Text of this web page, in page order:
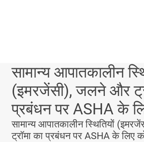
सामान्य आपातकालीन
(इमरजेंसी), जलने और
प्रबंधन पर ASHA के
सामान्य आपातकालीन स्थितियों
ट्रॉमा का प्रबंधन पर ASHA के लिए